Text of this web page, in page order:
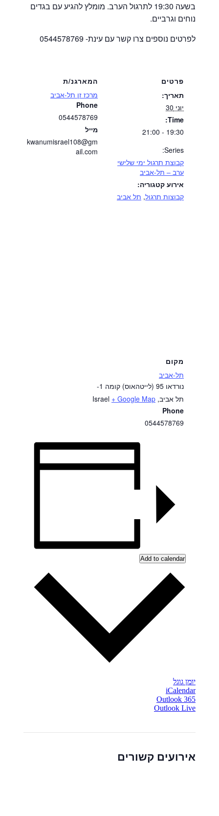
בשעה 19:30 לתרגול הערב. מומלץ להגיע עם בגדים
נוחים וגרביים.
לפרטים נוספים צרו קשר עם עינת- 0544578769
פרטים
תאריך:
יוני 30
Time:
19:30 - 21:00
Series:
קבוצת תרגול ימי שלישי
ערב – תל-אביב
אירוע קטגוריה:
קבוצות תרגול, תל אביב
המארגנ/ת
מרכז זן תל-אביב
Phone
0544578769
מייל
kwanumisrael108@gm
ail.com
מקום
תל-אביב
נורדאו 95 (לייטהאוס) קומה 1-
תל אביב,
Israel + Google Map
Phone
0544578769
Add to calendar
יומן גוגל
iCalendar
Outlook 365
Outlook Live
אירועים קשורים